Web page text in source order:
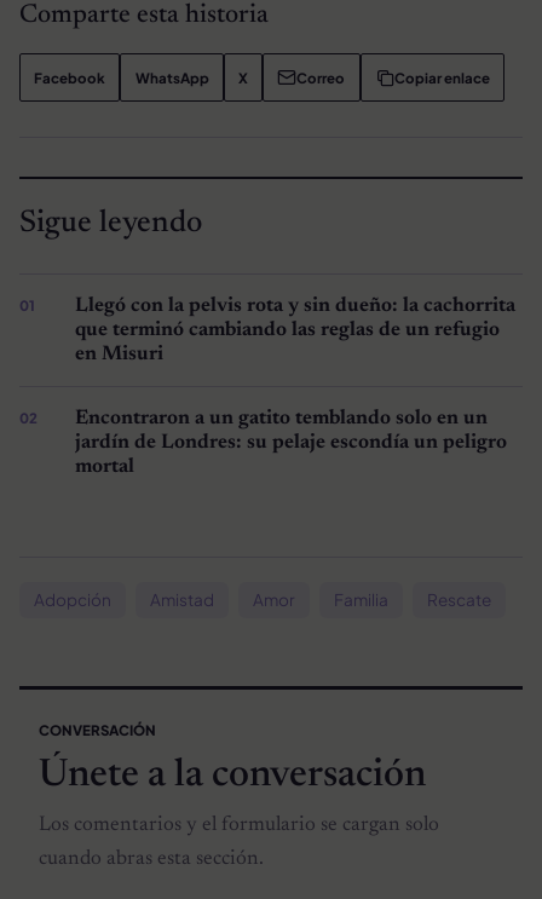
Comparte esta historia
Facebook WhatsApp X Correo Copiar enlace
Sigue leyendo
Llegó con la pelvis rota y sin dueño: la cachorrita
que terminó cambiando las reglas de un refugio
en Misuri
Encontraron a un gatito temblando solo en un
jardín de Londres: su pelaje escondía un peligro
mortal
Adopción Amistad Amor Familia Rescate
CONVERSACIÓN
Únete a la conversación
Los comentarios y el formulario se cargan solo
cuando abras esta sección.